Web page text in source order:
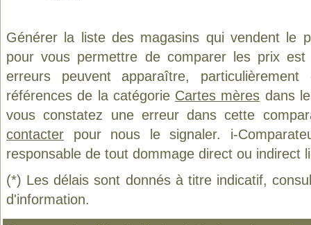
Générer la liste des magasins qui vendent le
pour vous permettre de comparer les prix
erreurs peuvent apparaître,
références de la catégorie Cartes mères dans
vous constatez une erreur dans cette
contacter pour nous le signaler. i-
responsable de tout dommage direct ou indirect
(*) Les délais sont donnés à titre indicatif,
d'information.